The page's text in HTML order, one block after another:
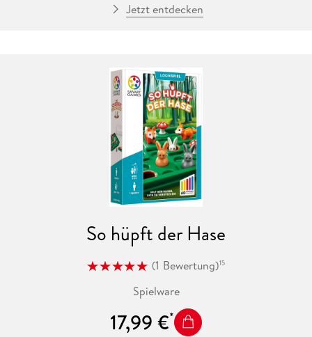
Jetzt entdecken
So hüpft der Hase
(1 Bewertung)15
Spielware
17,99 €